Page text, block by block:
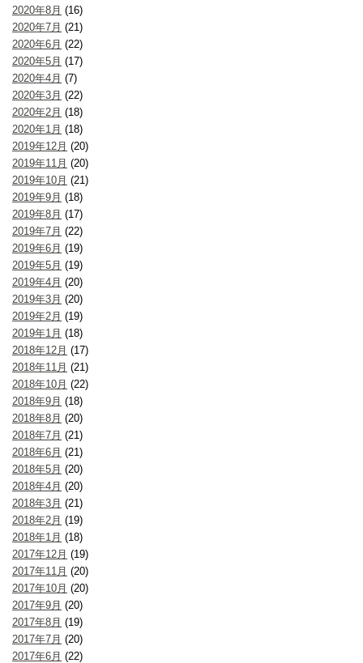
2020年8月 (16)
2020年7月 (21)
2020年6月 (22)
2020年5月 (17)
2020年4月 (7)
2020年3月 (22)
2020年2月 (18)
2020年1月 (18)
2019年12月 (20)
2019年11月 (20)
2019年10月 (21)
2019年9月 (18)
2019年8月 (17)
2019年7月 (22)
2019年6月 (19)
2019年5月 (19)
2019年4月 (20)
2019年3月 (20)
2019年2月 (19)
2019年1月 (18)
2018年12月 (17)
2018年11月 (21)
2018年10月 (22)
2018年9月 (18)
2018年8月 (20)
2018年7月 (21)
2018年6月 (21)
2018年5月 (20)
2018年4月 (20)
2018年3月 (21)
2018年2月 (19)
2018年1月 (18)
2017年12月 (19)
2017年11月 (20)
2017年10月 (20)
2017年9月 (20)
2017年8月 (19)
2017年7月 (20)
2017年6月 (22)